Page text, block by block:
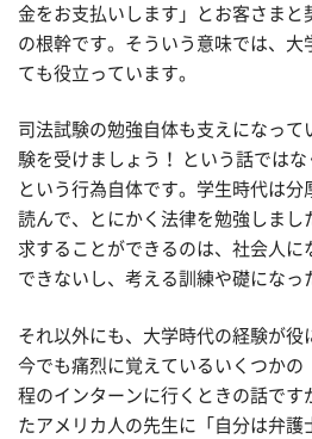
金をお支払いします」とお客さまと
の根幹です。そういう意味では、大
ても役立っています。
司法試験の勉強自体も支えになって
験を受けましょう！ という話ではな
という行為自体です。学生時代は分
読んで、とにかく法律を勉強しまし
求することができるのは、社会人に
できないし、考える訓練や礎になっ
それ以外にも、大学時代の経験が役
今でも痛烈に覚えているいくつかの
程のインターンに行くときの話です
たアメリカ人の先生に「自分は弁護